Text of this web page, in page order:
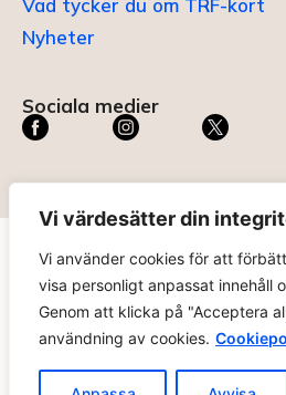
Vi värdesätter din
Vi använder cookies för att
visa personligt anpassat innehåll
Genom att klicka på "Acceptera
användning av cookies.
Vad tycker du om TRF-kort
Nyheter
Sociala medier
TRF KORT®är ett registrerat
ABC Digital AB (nr 636465) hos
registreringsverket
.
tillåtelse. Alla priser anges ink.